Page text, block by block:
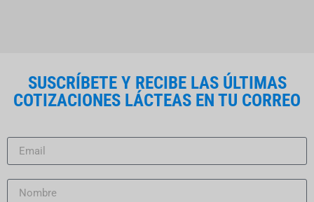
SUSCRÍBETE Y RECIBE LAS ÚLTIMAS
COTIZACIONES LÁCTEAS EN TU CORREO